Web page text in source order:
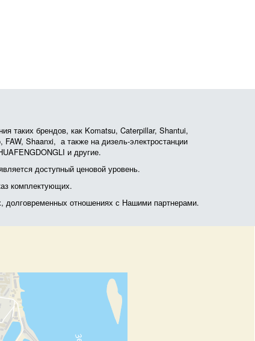
таких брендов, как Komatsu, Caterpillar, Shantui,
Shaanxi, а также на дизель-электростанции
и другие.
доступный ценовой уровень.
комплектующих.
долговременных отношениях с Нашими партнерами.